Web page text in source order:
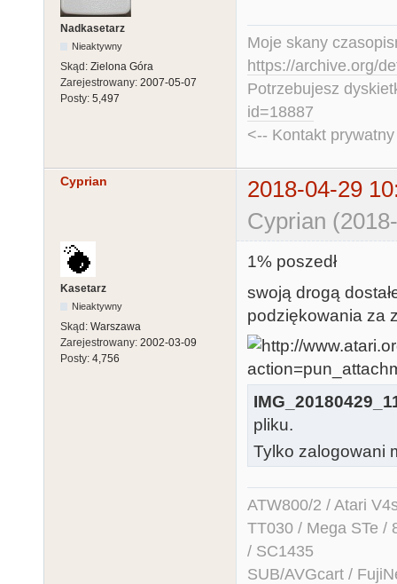
Nadkasetarz
Nieaktywny
Skąd: Zielona Góra
Zarejestrowany: 2007-05-07
Posty: 5,497
Moje skany
https://archive.org/
Potrzebujesz
id=18887
<-- Kontakt
Cyprian
2018-04-29
Cyprian
Kasetarz
Nieaktywny
Skąd: Warszawa
Zarejestrowany: 2002-03-09
Posty: 4,756
1% poszedł
swoją drogą
podziękowania za
pliku.
Tylko zalogowani
ATW800/2 / Atari
TT030 / Mega STe /
/ SC1435
SUB/AVGcart /